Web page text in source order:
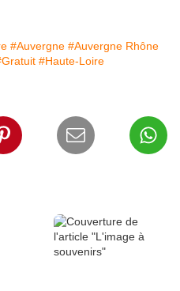
#Auvergne #Auvergne Rhône
#Haute-Loire